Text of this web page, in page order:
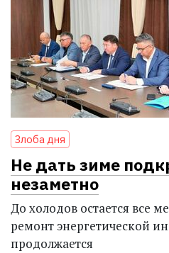
Злоба дня
Не дать зиме
незаметно
До холодов остается все
ремонт энергетической
продолжается